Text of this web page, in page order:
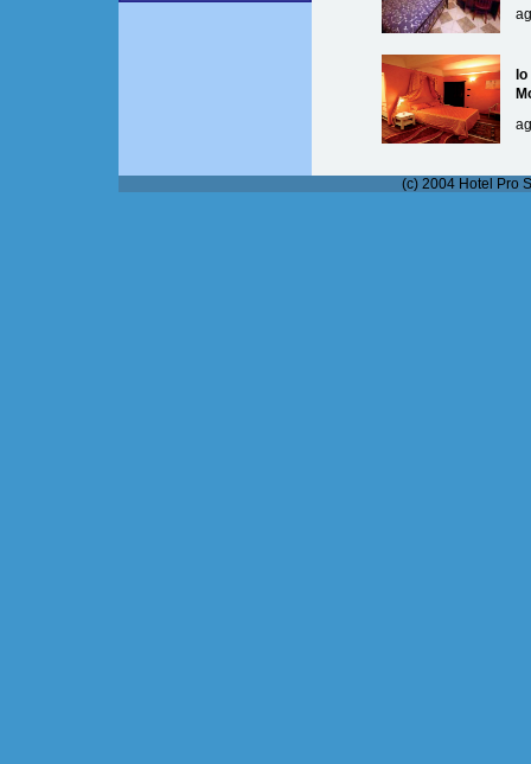
(c) 2004 Hotel Pro